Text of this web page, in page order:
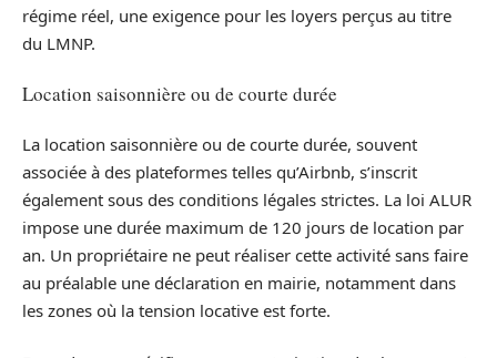
régime réel, une exigence pour les loyers perçus au titre
du LMNP.
Location saisonnière ou de courte durée
La location saisonnière ou de courte durée, souvent
associée à des plateformes telles qu’Airbnb, s’inscrit
également sous des conditions légales strictes. La loi ALUR
impose une durée maximum de 120 jours de location par
an. Un propriétaire ne peut réaliser cette activité sans faire
au préalable une déclaration en mairie, notamment dans
les zones où la tension locative est forte.